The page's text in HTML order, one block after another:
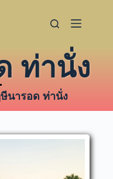
ท่านั่ง
นารอด ท่านั่ง